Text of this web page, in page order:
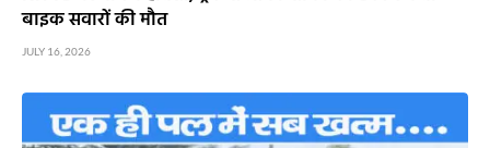
बाइक सवारों की मौत
JULY 16, 2026